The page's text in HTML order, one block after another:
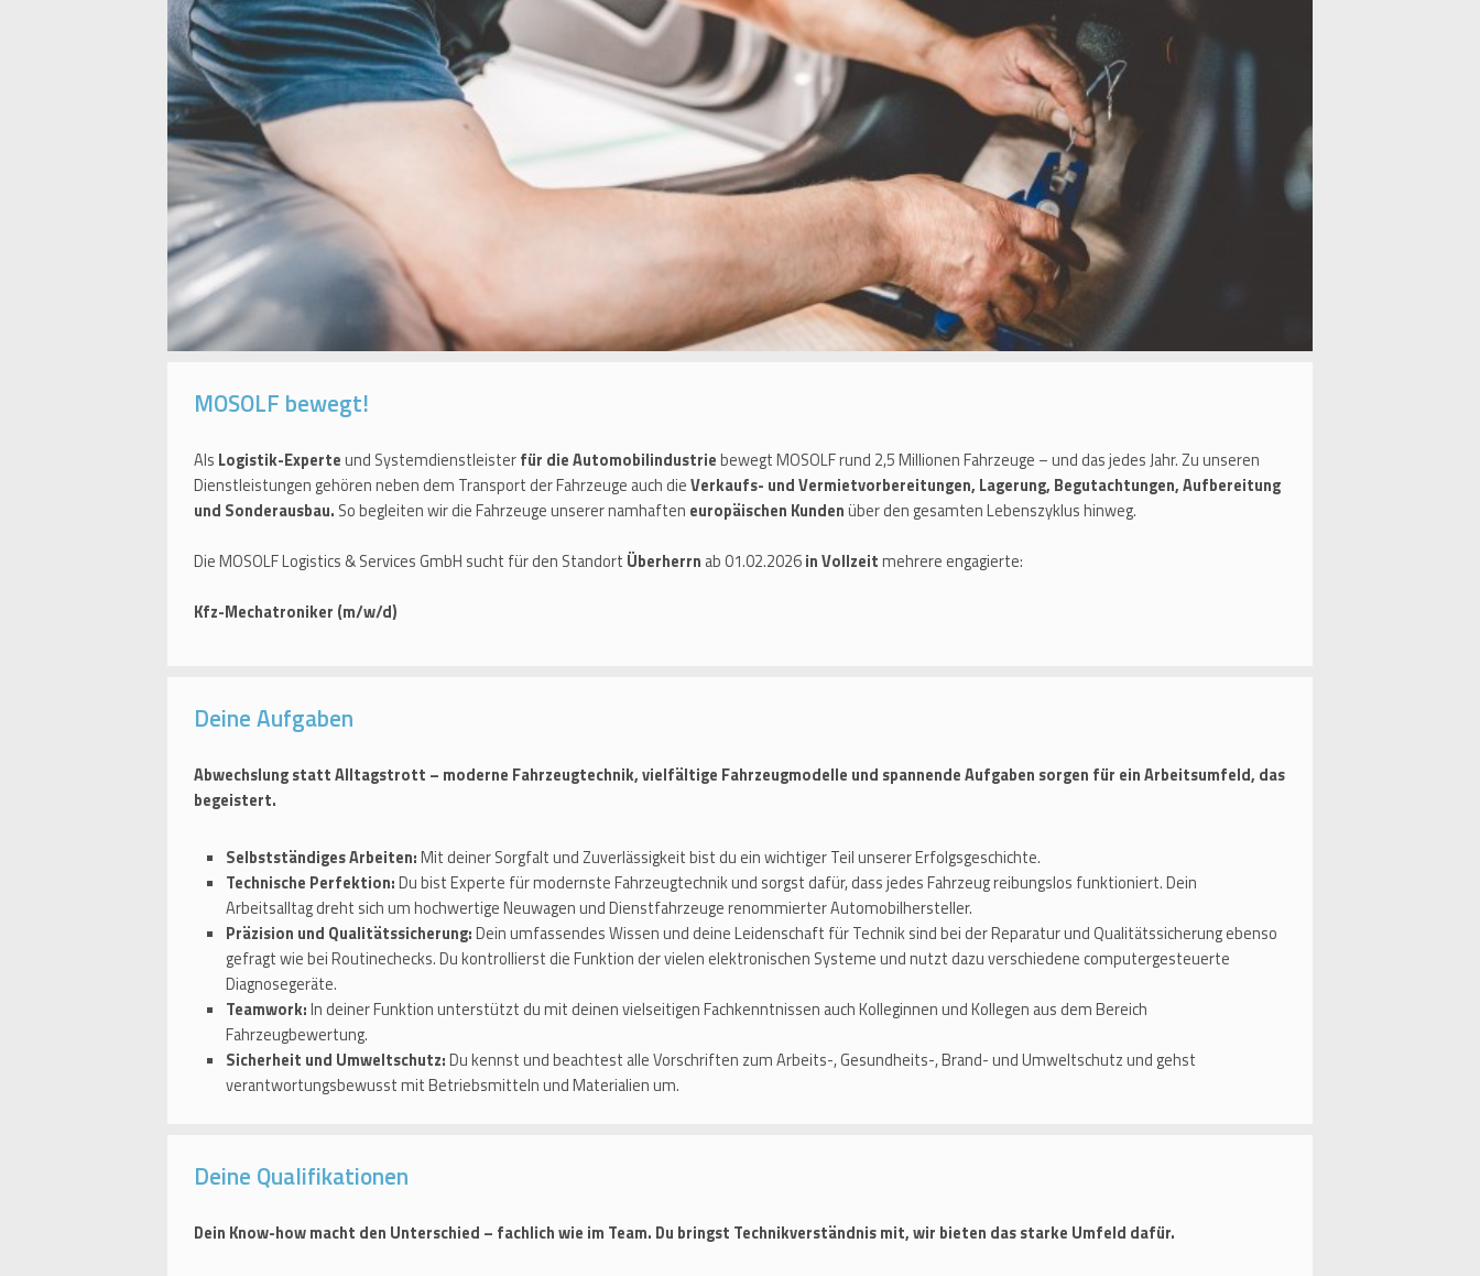
MOSOLF bewegt!
Als Logistik-Experteund Systemdienstleisterfür die Automobilindustriebewegt MOSOLF rund 2,5 Millionen Fahrzeuge – und das jedes Jahr. Zu unseren
Dienstleistungen gehören neben dem Transport der Fahrzeuge auch dieVerkaufs- und Vermietvorbereitungen, Lagerung, Begutachtungen, Aufbereitung
und Sonderausbau. So begleiten wir die Fahrzeuge unserer namhaften europäischen Kundenüber den gesamten Lebenszyklus hinweg.
Die MOSOLF Logistics & Services GmbH sucht für den Standort Überherrn ab 01.02.2026in Vollzeitmehrere engagierte:
Kfz-Mechatroniker (m/w/d)
Deine Aufgaben
Abwechslung statt Alltagstrott – moderne Fahrzeugtechnik, vielfältige Fahrzeugmodelle und spannende Aufgaben sorgen für ein Arbeitsumfeld, das
begeistert.
Selbstständiges Arbeiten:Mit deiner Sorgfalt und Zuverlässigkeit bist du ein wichtiger Teil unserer Erfolgsgeschichte.
Technische Perfektion:Du bist Experte für modernste Fahrzeugtechnik und sorgst dafür, dass jedes Fahrzeug reibungslos funktioniert. Dein
Arbeitsalltag dreht sich um hochwertige Neuwagen und Dienstfahrzeuge renommierter Automobilhersteller.
Präzision und Qualitätssicherung:Dein umfassendes Wissen und deine Leidenschaft für Technik sind bei der Reparatur und Qualitätssicherung ebenso
gefragt wie bei Routinechecks. Du kontrollierst die Funktion der vielen elektronischen Systeme und nutzt dazu verschiedene computergesteuerte
Diagnosegeräte.
Teamwork:In deiner Funktion unterstützt du mit deinen vielseitigen Fachkenntnissen auch Kolleginnen und Kollegen aus dem Bereich
Fahrzeugbewertung.
Sicherheit und Umweltschutz:Du kennst und beachtest alle Vorschriften zum Arbeits-, Gesundheits-, Brand- und Umweltschutz und gehst
verantwortungsbewusst mit Betriebsmitteln und Materialien um.
Deine Qualifikationen
Dein Know-how macht den Unterschied – fachlich wie im Team. Du bringst Technikverständnis mit, wir bieten das starke Umfeld dafür.